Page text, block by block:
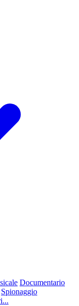
Documentario
Spionaggio